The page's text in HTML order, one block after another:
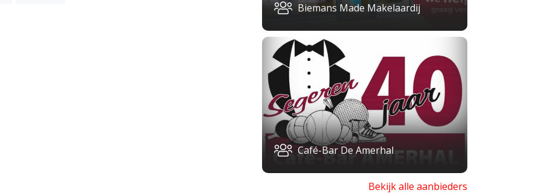
Biemans Made Makelaardij
Café-Bar De Amerhal
Bekijk alle aanbieders